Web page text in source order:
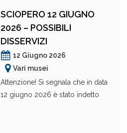
SCIOPERO 12 GIUGNO
2026 – POSSIBILI
DISSERVIZI
12 Giugno 2026
Vari musei
Attenzione! Si segnala che in data
12 giugno 2026 è stato indetto